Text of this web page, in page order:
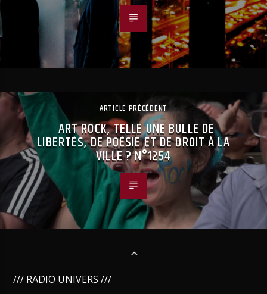
ARTICLE PRÉCÉDENT
ART ROCK, TELLE UNE BULLE DE
LIBERTÉS, DE POÉSIE ET DE DROIT À LA
VILLE ? N°1254
/// RADIO UNIVERS ///